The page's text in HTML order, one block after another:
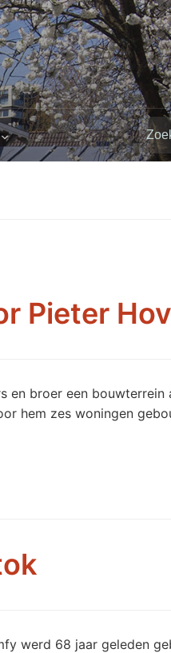
naar:
Pieter
en broer een bouwterrein
hem zes woningen
werd 68 jaar geleden